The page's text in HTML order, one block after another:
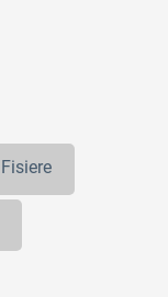
Fisiere